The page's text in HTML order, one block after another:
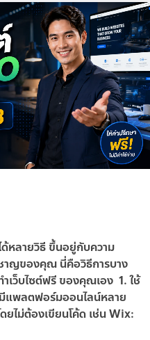
ด้หลายวิธี ขึ้นอยู่กับความ
าญของคุณ นี่คือวิธีการบาง
เว็บไซต์ฟรี ของคุณเอง 1. ใช้
มีแพลตฟอร์มออนไลน์หลาย
ยไม่ต้องเขียนโค้ด เช่น Wix: